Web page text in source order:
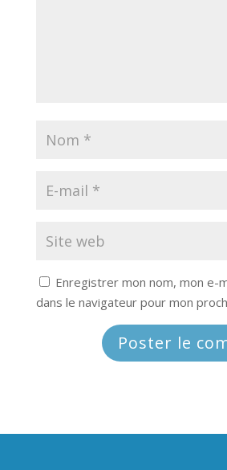
Enregistrer mon nom, mon e-
dans le navigateur pour mon